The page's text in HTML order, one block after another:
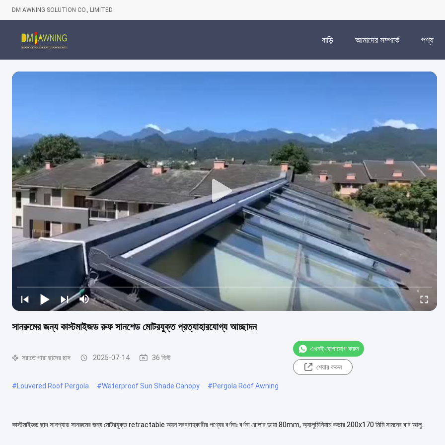
DM AWNING SOLUTION CO., LIMITED
বাড়ি আমাদের সম্পর্কে পণ্য
সানরুমের জন্য কাস্টমাইজড রুফ সানশেড মোটরযুক্ত প্রত্যাহারযোগ্য আচ্ছাদন
সরাতে পারা ছাদের ছাদ 2025-07-14 36 ভিউ
এখনই যোগাযোগ করুন
শেয়ার করুন
#Louvered Roof Pergola #Waterproof Sun Shade Canopy #Pergola Roof Awning
কাস্টমাইজড ছাদ সানশ্যাড সানরুমের জন্য মোটরযুক্ত retractable অয়ন সরবরাহকারীর পণ্যের বর্ণনাঃ বর্ণনা রোলার ডায়া 80mm, অ্যালুমিনিয়াম কভার 200x170 মিমি সামনের বার আলু.